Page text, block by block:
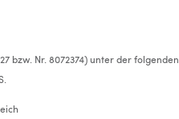
bzw. Nr. 8072374) unter der folgenden